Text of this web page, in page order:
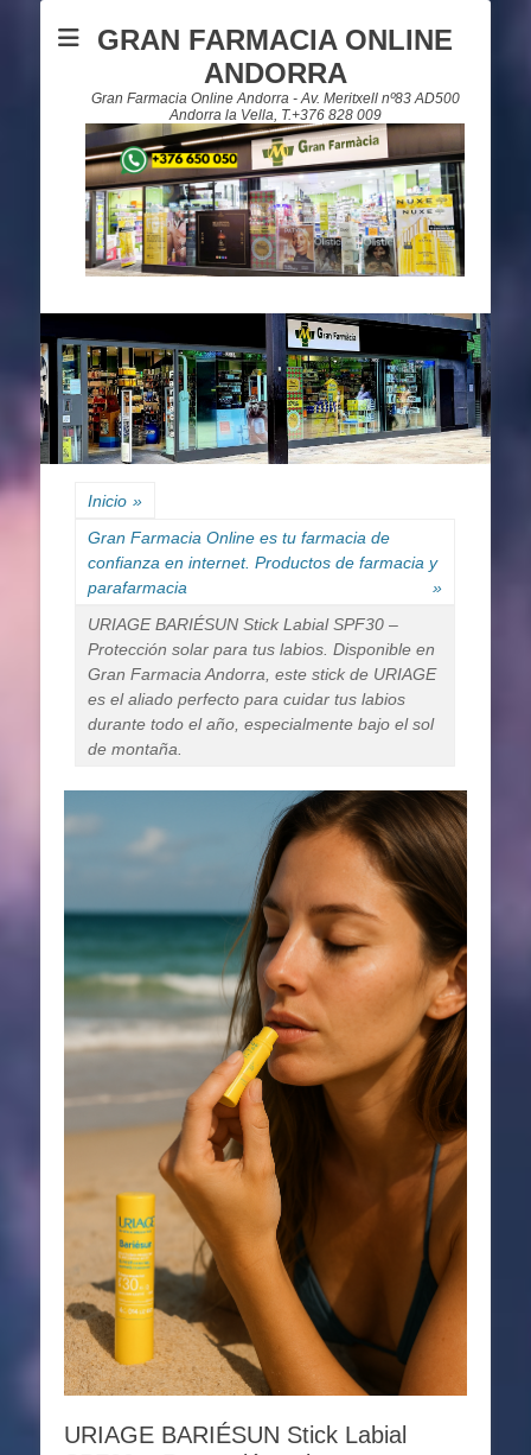
GRAN FARMACIA ONLINE
ANDORRA
Gran Farmacia Online Andorra - Av. Meritxell nº83 AD500
Andorra la Vella, T.+376 828 009
Inicio »
Gran Farmacia Online es tu farmacia de
confianza en internet. Productos de farmacia y
parafarmacia
»
URIAGE BARIÉSUN Stick Labial SPF30 –
Protección solar para tus labios. Disponible en
Gran Farmacia Andorra, este stick de URIAGE
es el aliado perfecto para cuidar tus labios
durante todo el año, especialmente bajo el sol
de montaña.
URIAGE BARIÉSUN Stick Labial